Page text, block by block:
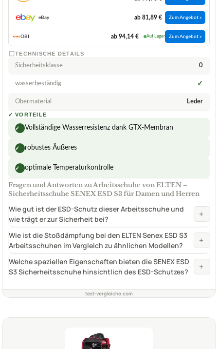
eBay ab 81,89 € Zum Angebot »
OBI ab 94,14 € Auf Lager Zum Angebot »
TECHNISCHE DETAILS
Sicherheitsklasse 0
wasserbeständig ✓
Obermaterial Leder
✓ VORTEILE
✓ Vollständige Wasserresistenz dank GTX-Membran
✓ robustes Äußeres
✓ optimale Temperaturkontrolle
Fragen und Antworten zu Arbeitsschuhe von ELTEN –
Sicherheitsschuhe SENEX ESD S3 für Damen und Herren
Wie gut ist der ESD-Schutz dieser Arbeitsschuhe und
wie trägt er zur Sicherheit bei?
+
Wie ist die Stoßdämpfung bei den ELTEN Senex ESD S3
Arbeitsschuhen im Vergleich zu ähnlichen Modellen?
+
Welche speziellen Eigenschaften bieten die SENEX ESD
S3 Sicherheitsschuhe hinsichtlich des ESD-Schutzes?
+
test-vergleiche.com